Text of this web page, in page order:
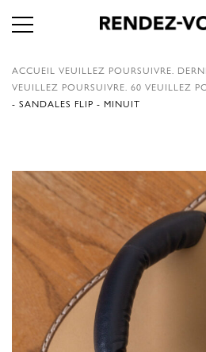
ACCUEIL VEUILLEZ POURSUIVRE.
VEUILLEZ POURSUIVRE. 60 VEUILLEZ
- SANDALES FLIP - MINUIT